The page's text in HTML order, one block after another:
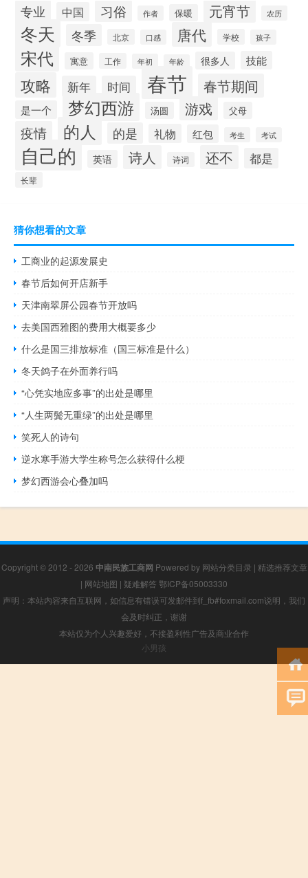
专业 中国 习俗 作者 保暖 元宵节 农历
冬天 冬季 北京 口感 唐代 学校 孩子
宋代 寓意 工作 年初 年龄 很多人 技能
攻略 新年 时间 春节 春节期间
是一个 梦幻西游 汤圆 游戏 父母
疫情 的人 的是 礼物 红包 考生 考试
自己的 英语 诗人 诗词 还不 都是
长辈
猜你想看的文章
工商业的起源发展史
春节后如何开店新手
天津南翠屏公园春节开放吗
去美国西雅图的费用大概要多少
什么是国三排放标准（国三标准是什么）
冬天鸽子在外面养行吗
“心凭实地应多事”的出处是哪里
“人生两鬓无重绿”的出处是哪里
笑死人的诗句
逆水寒手游大学生称号怎么获得什么梗
梦幻西游会心叠加吗
Copyright © 2012 - 2026 中南民族工商网 Powered by 网站分类目录 | 精选推荐文章
| 网站地图 | 疑难解答 鄂ICP备05003330
声明：本站内容来自互联网，如信息有错误可发邮件到f_fb#foxmail.com说明，我们
会及时纠正，谢谢
本站仅为个人兴趣爱好，不接盈利性广告及商业合作
小男孩